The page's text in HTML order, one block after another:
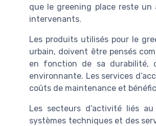
que le greening place reste
intervenants.
Les produits utilisés pour le
urbain, doivent être pensés
en fonction de sa durabilité,
environnante. Les services
coûts de maintenance et
Les secteurs d’activité liés
systèmes techniques et des